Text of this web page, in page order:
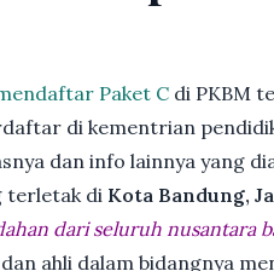
Paket C di PKBM
di kementrian
dan info lainnya yang
terletak di Kota Bandung,
dari seluruh nusantara
ahli dalam bidangnya